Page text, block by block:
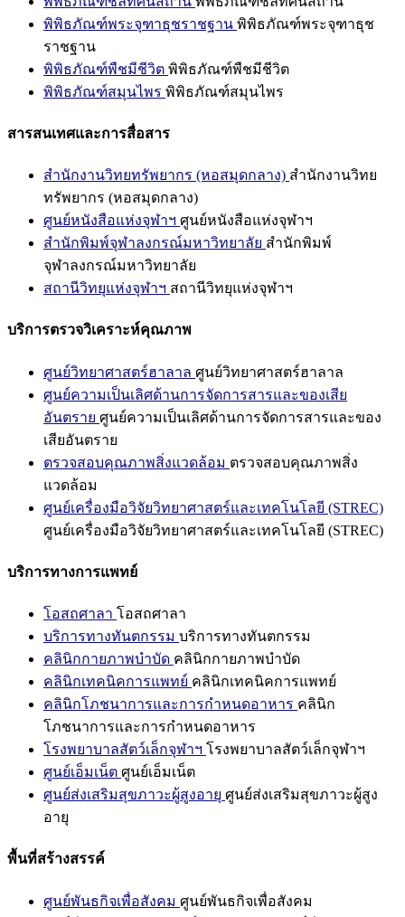
พิพิธภัณฑ์พระจุฑาธุชราชฐาน พิพิธภัณฑ์พระจุฑาธุช
ราชฐาน
พิพิธภัณฑ์พืชมีชีวิต พิพิธภัณฑ์พืชมีชีวิต
พิพิธภัณฑ์สมุนไพร พิพิธภัณฑ์สมุนไพร
สารสนเทศและการสื่อสาร
สำนักงานวิทยทรัพยากร (หอสมุดกลาง) สำนักงานวิทย
ทรัพยากร (หอสมุดกลาง)
ศูนย์หนังสือแห่งจุฬาฯ ศูนย์หนังสือแห่งจุฬาฯ
สำนักพิมพ์จุฬาลงกรณ์มหาวิทยาลัย สำนักพิมพ์
จุฬาลงกรณ์มหาวิทยาลัย
สถานีวิทยุแห่งจุฬาฯ สถานีวิทยุแห่งจุฬาฯ
บริการตรวจวิเคราะห์คุณภาพ
ศูนย์วิทยาศาสตร์ฮาลาล ศูนย์วิทยาศาสตร์ฮาลาล
ศูนย์ความเป็นเลิศด้านการจัดการสารและของเสีย
อันตราย ศูนย์ความเป็นเลิศด้านการจัดการสารและของ
เสียอันตราย
ตรวจสอบคุณภาพสิ่งแวดล้อม ตรวจสอบคุณภาพสิ่ง
แวดล้อม
ศูนย์เครื่องมือวิจัยวิทยาศาสตร์และเทคโนโลยี (STREC)
ศูนย์เครื่องมือวิจัยวิทยาศาสตร์และเทคโนโลยี (STREC)
บริการทางการแพทย์
โอสถศาลา โอสถศาลา
บริการทางทันตกรรม บริการทางทันตกรรม
คลินิกกายภาพบำบัด คลินิกกายภาพบำบัด
คลินิกเทคนิคการแพทย์ คลินิกเทคนิคการแพทย์
คลินิกโภชนาการและการกำหนดอาหาร คลินิก
โภชนาการและการกำหนดอาหาร
โรงพยาบาลสัตว์เล็กจุฬาฯ โรงพยาบาลสัตว์เล็กจุฬาฯ
ศูนย์เอ็มเน็ต ศูนย์เอ็มเน็ต
ศูนย์ส่งเสริมสุขภาวะผู้สูงอายุ ศูนย์ส่งเสริมสุขภาวะผู้สูง
อายุ
พื้นที่สร้างสรรค์
ศูนย์พันธกิจเพื่อสังคม ศูนย์พันธกิจเพื่อสังคม